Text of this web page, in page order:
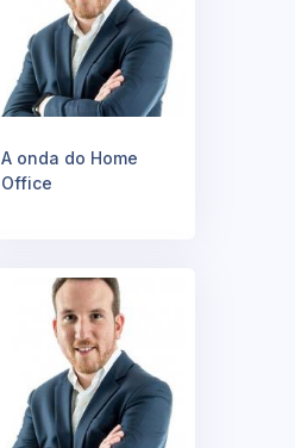
A onda do Home
Office